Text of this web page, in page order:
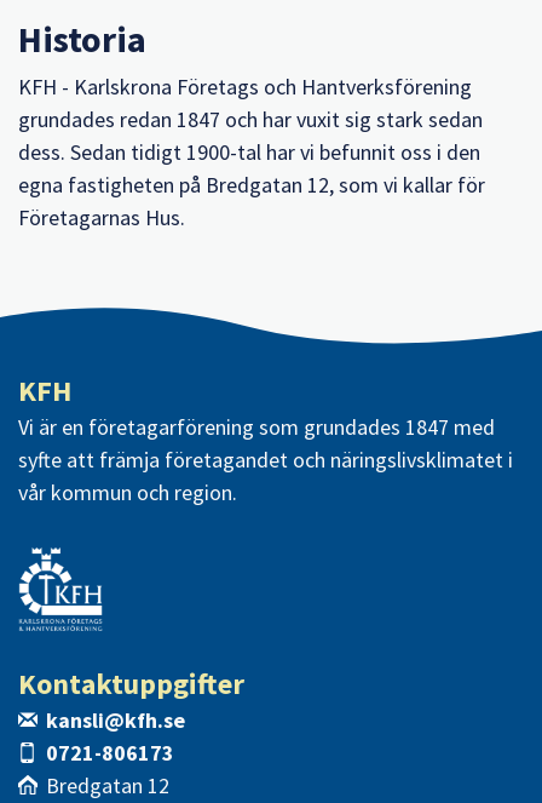
Historia
KFH - Karlskrona Företags och Hantverksförening
grundades redan 1847 och har vuxit sig stark sedan
dess. Sedan tidigt 1900-tal har vi befunnit oss i den
egna fastigheten på Bredgatan 12, som vi kallar för
Företagarnas Hus.
KFH
Vi är en företagarförening som grundades 1847 med
syfte att främja företagandet och näringslivsklimatet i
vår kommun och region.
Kontaktuppgifter
kansli@kfh.se
0721-806173
Bredgatan 12